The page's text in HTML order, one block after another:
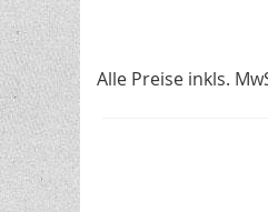
Alle Preise inkls.